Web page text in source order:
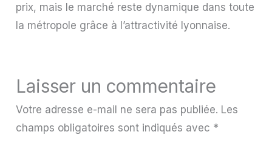
prix, mais le marché reste dynamique dans toute
la métropole grâce à l’attractivité lyonnaise.
Laisser un commentaire
Votre adresse e-mail ne sera pas publiée. Les
champs obligatoires sont indiqués avec *